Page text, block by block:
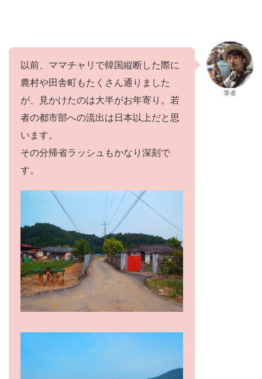
以前、ママチャリで韓国縦断した際に
農村や田舎町もたくさん通りました
が、見かけたのは大半がお年寄り。若
者の都市部への流出は日本以上だと思
います。
その分帰省ラッシュもかなり深刻で
す。
筆者